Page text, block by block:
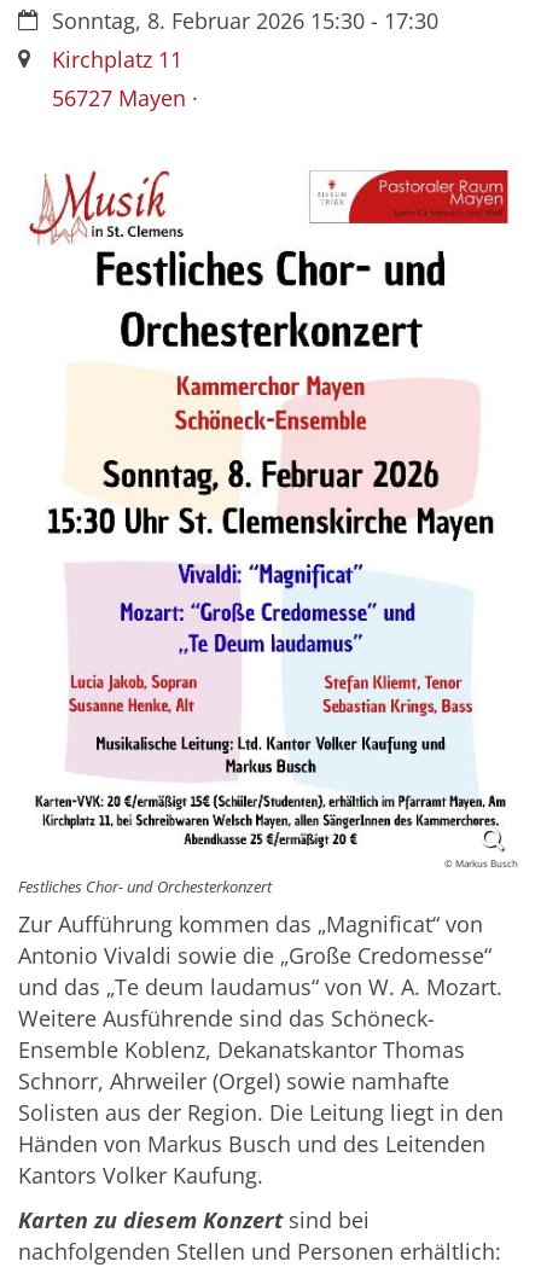
Datum:Sonntag, 8. Februar 2026 15:30 - 17:30
Ort:Kirchplatz 11
56727 Mayen ·
© Markus Busch
Festliches Chor- und Orchesterkonzert
Zur Aufführung kommen das „Magnificat“ von
Antonio Vivaldi sowie die „Große Credomesse“
und das „Te deum laudamus“ von W. A. Mozart.
Weitere Ausführende sind das Schöneck-
Ensemble Koblenz, Dekanatskantor Thomas
Schnorr, Ahrweiler (Orgel) sowie namhafte
Solisten aus der Region. Die Leitung liegt in den
Händen von Markus Busch und des Leitenden
Kantors Volker Kaufung.
Karten zu diesem Konzert sind bei
nachfolgenden Stellen und Personen erhältlich: